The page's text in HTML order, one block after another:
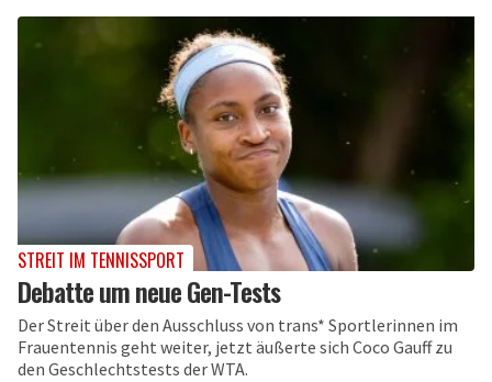
STREIT IM TENNISSPORT
Debatte um neue Gen-Tests
Der Streit über den Ausschluss von trans* Sportlerinnen im
Frauentennis geht weiter, jetzt äußerte sich Coco Gauff zu
den Geschlechtstests der WTA.